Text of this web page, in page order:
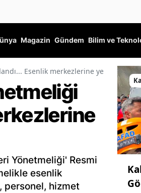
Magazin Gündem Bilim ve
Esenlik merkezlerine yeni dönem
Yönetmeliği' Resmi
esenlik
personel, hizmet